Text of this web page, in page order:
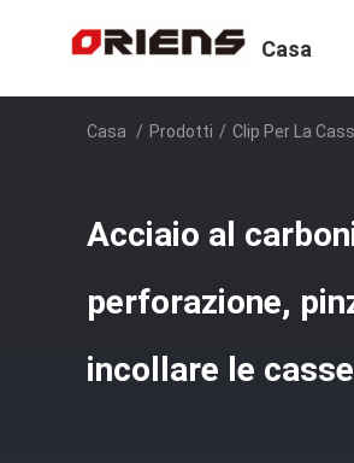
Casa
Casa / Prodotti / Clip Per La
Acciaio al
perforazione,
incollare le